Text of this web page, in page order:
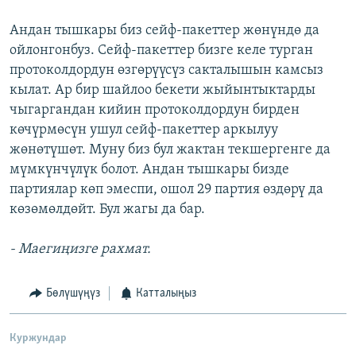
Андан тышкары биз сейф-пакеттер жөнүндө да
ойлонгонбуз. Сейф-пакеттер бизге келе турган
протоколдордун өзгөрүүсүз сакталышын камсыз
кылат. Ар бир шайлоо бекети жыйынтыктарды
чыгаргандан кийин протоколдордун бирден
көчүрмөсүн ушул сейф-пакеттер аркылуу
жөнөтүшөт. Муну биз бул жактан текшергенге да
мүмкүнчүлүк болот. Андан тышкары бизде
партиялар көп эмеспи, ошол 29 партия өздөрү да
көзөмөлдөйт. Бул жагы да бар.
- Маегиңизге рахмат.
Бөлүшүңүз Катталыңыз
Куржундар